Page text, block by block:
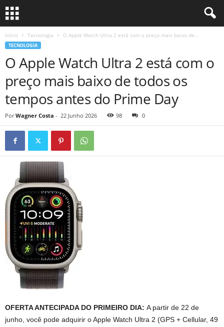
Início Tecnologia O Apple Watch Ultra 2 está com o preço mais baixo de...
TECNOLOGIA
O Apple Watch Ultra 2 está com o
preço mais baixo de todos os
tempos antes do Prime Day
Por Wagner Costa - 22 Junho 2026 98 0
OFERTA ANTECIPADA DO PRIMEIRO DIA: A partir de 22 de
junho, você pode adquirir o Apple Watch Ultra 2 (GPS + Cellular, 49